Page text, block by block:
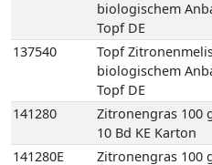
Zitronengras 100
10 Bd KE Karton
141280E
Zitronengras 100
1 Bd KE
119300
Speisekartoffeln
festkochend 2,5
gepackt 8
DE GP H-grün